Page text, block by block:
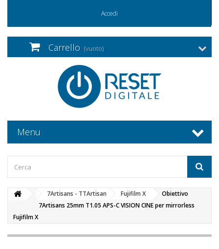
Accedi
Carrello (vuoto)
Menu
7Artisans - TTArtisan Fujifilm X
Obiettivo
7Artisans 25mm T1.05 APS-C VISION CINE per mirrorless
Fujifilm X